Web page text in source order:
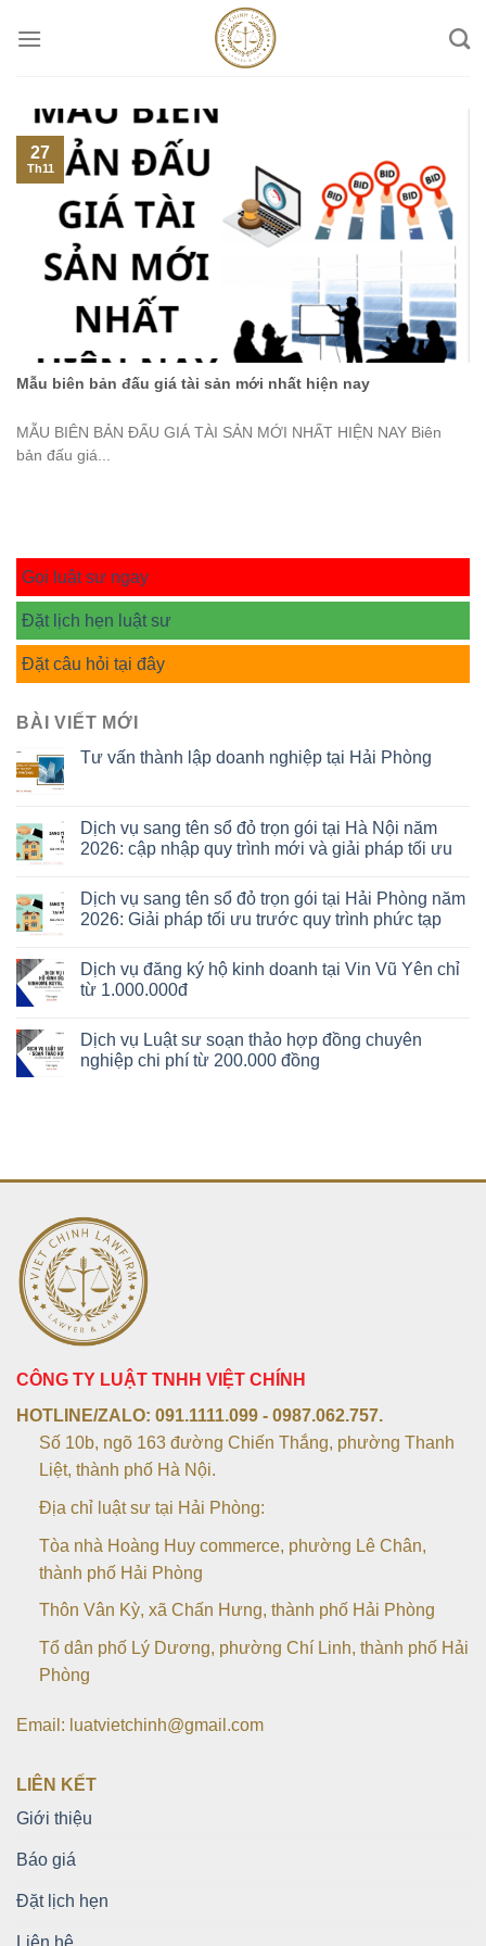
Mẫu biên bản đấu giá tài sản mới nhất hiện nay
MẪU BIÊN BẢN ĐẤU GIÁ TÀI SẢN MỚI NHẤT HIỆN NAY Biên
bản đấu giá...
27
Th11
Gọi luật sư ngay
Đặt lịch hẹn luật sư
Đặt câu hỏi tại đây
BÀI VIẾT MỚI
Tư vấn thành lập doanh nghiệp tại Hải Phòng
Dịch vụ sang tên sổ đỏ trọn gói tại Hà Nội năm
2026: cập nhập quy trình mới và giải pháp tối ưu
Dịch vụ sang tên sổ đỏ trọn gói tại Hải Phòng năm
2026: Giải pháp tối ưu trước quy trình phức tạp
Dịch vụ đăng ký hộ kinh doanh tại Vin Vũ Yên chỉ
từ 1.000.000đ
Dịch vụ Luật sư soạn thảo hợp đồng chuyên
nghiệp chi phí từ 200.000 đồng
CÔNG TY LUẬT TNHH VIỆT CHÍNH
HOTLINE/ZALO: 091.1111.099 - 0987.062.757.
Số 10b, ngõ 163 đường Chiến Thắng, phường Thanh
Liệt, thành phố Hà Nội.
Địa chỉ luật sư tại Hải Phòng:
Tòa nhà Hoàng Huy commerce, phường Lê Chân,
thành phố Hải Phòng
Thôn Vân Kỳ, xã Chấn Hưng, thành phố Hải Phòng
Tổ dân phố Lý Dương, phường Chí Linh, thành phố Hải
Phòng
Email: luatvietchinh@gmail.com
LIÊN KẾT
Giới thiệu
Báo giá
Đặt lịch hẹn
Liên hệ